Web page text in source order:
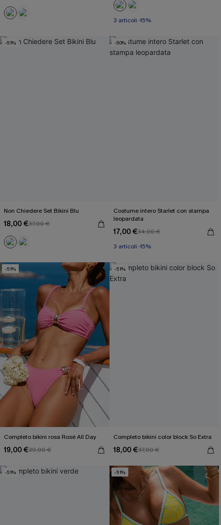
3 articoli -15%
-51%
Non Chiedere Set Bikini Blu
18,00 €37,00 €
-50%
Costume intero Starlet con stampa
leopardata
17,00 €34,00 €
3 articoli -15%
-51%
Completo bikini rosa Rosé All Day
19,00 €39,00 €
-51%
Completo bikini color block So Extra
18,00 €37,00 €
-51% -51%